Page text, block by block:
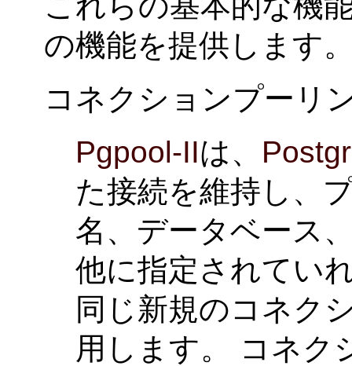
の機能を提供します
コネクションプーリ
Pgpool-IIは、
た接続を維持し、
名、データベース
他に指定されてい
同じ新規のコネク
用します。 コネク